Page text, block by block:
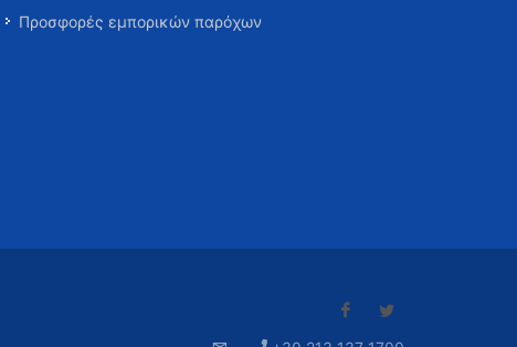
Προσφορές εμπορικών παρόχων